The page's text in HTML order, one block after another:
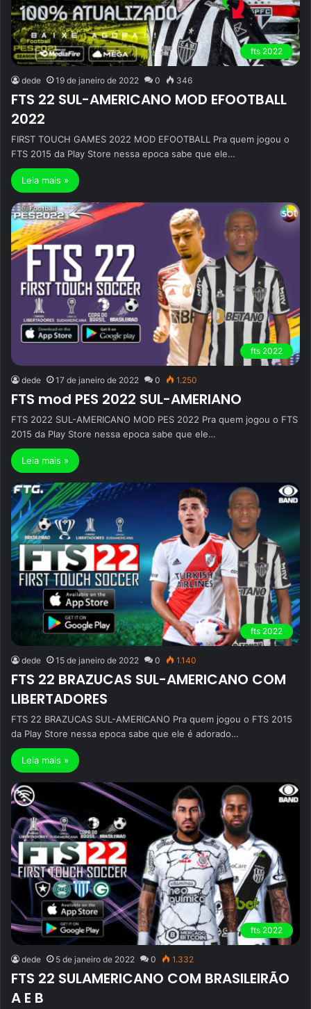
fts 2022
dede 19 de janeiro de 2022 0 346
FTS 22 SUL-AMERICANO MOD EFOOTBALL
2022
FIRST TOUCH GAMES 2022 MOD EFOOTBALL Pra quem jogou o
FTS 2015 da Play Store nessa epoca sabe que ele…
Leia mais »
fts 2022
dede 17 de janeiro de 2022 0 1.250
FTS mod PES 2022 SUL-AMERIANO
FTS 2022 SUL-AMERICANO MOD PES 2022 Pra quem jogou o FTS
2015 da Play Store nessa epoca sabe que ele…
Leia mais »
fts 2022
dede 15 de janeiro de 2022 0 1.140
FTS 22 BRAZUCAS SUL-AMERICANO COM
LIBERTADORES
FTS 22 BRAZUCAS SUL-AMERICANO Pra quem jogou o FTS 2015
da Play Store nessa epoca sabe que ele é adorado…
Leia mais »
fts 2022
dede 5 de janeiro de 2022 0 1.332
FTS 22 SULAMERICANO COM BRASILEIRÃO
A E B